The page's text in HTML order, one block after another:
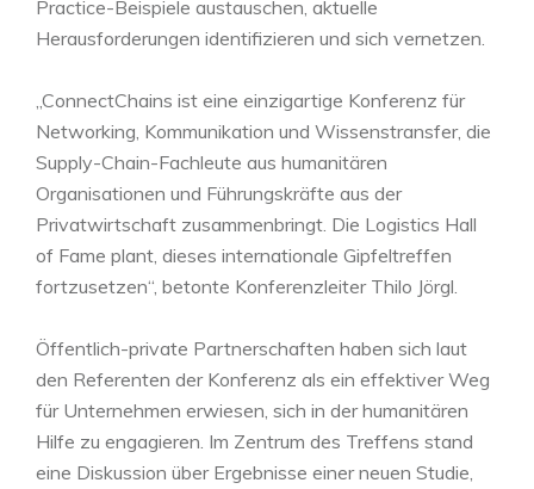
Practice-Beispiele austauschen, aktuelle
Herausforderungen identifizieren und sich vernetzen.
„ConnectChains ist eine einzigartige Konferenz für
Networking, Kommunikation und Wissenstransfer, die
Supply-Chain-Fachleute aus humanitären
Organisationen und Führungskräfte aus der
Privatwirtschaft zusammenbringt. Die Logistics Hall
of Fame plant, dieses internationale Gipfeltreffen
fortzusetzen“, betonte Konferenzleiter Thilo Jörgl.
Öffentlich-private Partnerschaften haben sich laut
den Referenten der Konferenz als ein effektiver Weg
für Unternehmen erwiesen, sich in der humanitären
Hilfe zu engagieren. Im Zentrum des Treffens stand
eine Diskussion über Ergebnisse einer neuen Studie,